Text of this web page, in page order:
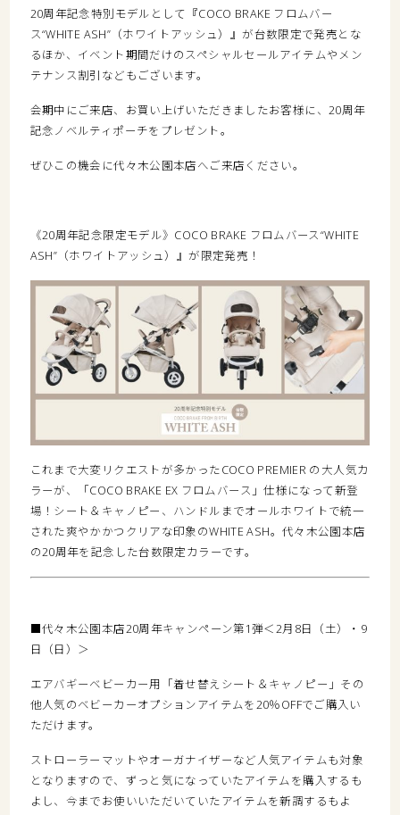
20周年記念特別モデルとして『COCO BRAKE フロムバー
ス“WHITE ASH”（ホワイトアッシュ）』が台数限定で発売とな
るほか、イベント期間だけのスペシャルセールアイテムやメン
テナンス割引などもございます。
会期中にご来店、お買い上げいただきましたお客様に、20周年
記念ノベルティポーチをプレゼント。
ぜひこの機会に代々木公園本店へご来店ください。
《20周年記念限定モデル》COCO BRAKE フロムバース“WHITE
ASH”（ホワイトアッシュ）』が限定発売！
これまで大変リクエストが多かったCOCO PREMIER の大人気カ
ラーが、「COCO BRAKE EX フロムバース」仕様になって新登
場！シート＆キャノピー、ハンドルまでオールホワイトで統一
された爽やかかつクリアな印象のWHITE ASH。代々木公園本店
の20周年を記念した台数限定カラーです。
■代々木公園本店20周年キャンペーン第1弾＜2月8日（土）・9
日（日）＞
エアバギーベビーカー用「着せ替えシート＆キャノピー」その
他人気のベビーカーオプションアイテムを20％OFFでご購入い
ただけます。
ストローラーマットやオーガナイザーなど人気アイテムも対象
となりますので、ずっと気になっていたアイテムを購入するも
よし、今までお使いいただいていたアイテムを新調するもよ